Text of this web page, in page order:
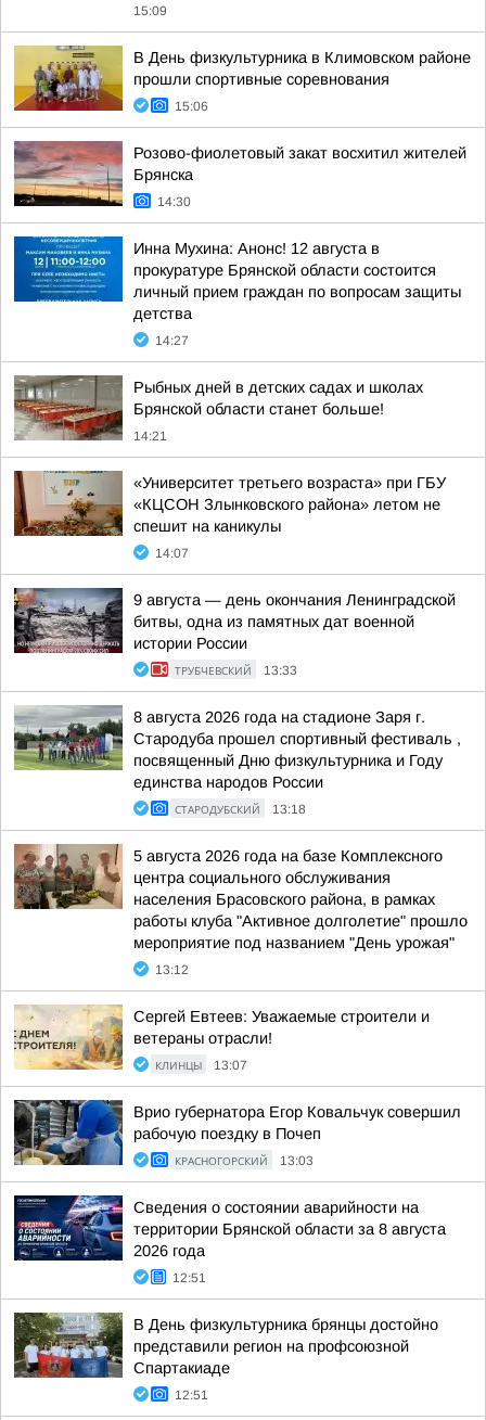
15:09
В День физкультурника в Климовском районе
прошли спортивные соревнования
15:06
Розово-фиолетовый закат восхитил жителей
Брянска
14:30
Инна Мухина: Анонс! 12 августа в
прокуратуре Брянской области состоится
личный прием граждан по вопросам защиты
детства
14:27
Рыбных дней в детских садах и школах
Брянской области станет больше!
14:21
«Университет третьего возраста» при ГБУ
«КЦСОН Злынковского района» летом не
спешит на каникулы
14:07
9 августа — день окончания Ленинградской
битвы, одна из памятных дат военной
истории России
ТРУБЧЕВСКИЙ 13:33
8 августа 2026 года на стадионе Заря г.
Стародуба прошел спортивный фестиваль ,
посвященный Дню физкультурника и Году
единства народов России
СТАРОДУБСКИЙ 13:18
5 августа 2026 года на базе Комплексного
центра социального обслуживания
населения Брасовского района, в рамках
работы клуба "Активное долголетие" прошло
мероприятие под названием "День урожая"
13:12
Сергей Евтеев: Уважаемые строители и
ветераны отрасли!
КЛИНЦЫ 13:07
Врио губернатора Егор Ковальчук совершил
рабочую поездку в Почеп
КРАСНОГОРСКИЙ 13:03
Сведения о состоянии аварийности на
территории Брянской области за 8 августа
2026 года
12:51
В День физкультурника брянцы достойно
представили регион на профсоюзной
Спартакиаде
12:51